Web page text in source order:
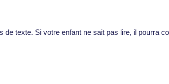
de texte. Si votre enfant ne sait pas lire, il pourra